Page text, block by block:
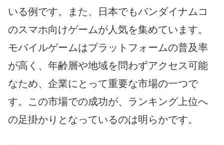
いる例です。また、日本でもバンダイナムコ
のスマホ向けゲームが人気を集めています。
モバイルゲームはプラットフォームの普及率
が高く、年齢層や地域を問わずアクセス可能
なため、企業にとって重要な市場の一つで
す。この市場での成功が、ランキング上位へ
の足掛かりとなっているのは明らかです。